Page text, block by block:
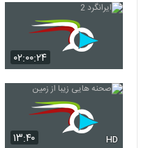
۰۲:۰۰:۲۴
۱۳:۴۰ HD